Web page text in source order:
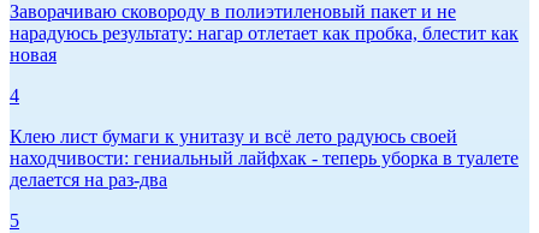
Заворачиваю сковороду в полиэтиленовый пакет и не
нарадуюсь результату: нагар отлетает как пробка, блестит как
новая
4
Клею лист бумаги к унитазу и всё лето радуюсь своей
находчивости: гениальный лайфхак - теперь уборка в туалете
делается на раз-два
5